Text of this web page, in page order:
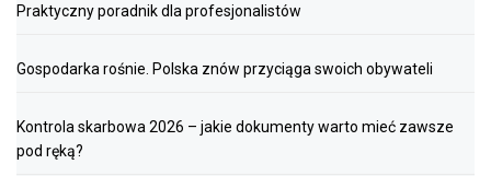
Praktyczny poradnik dla profesjonalistów
Gospodarka rośnie. Polska znów przyciąga swoich obywateli
Kontrola skarbowa 2026 – jakie dokumenty warto mieć zawsze
pod ręką?